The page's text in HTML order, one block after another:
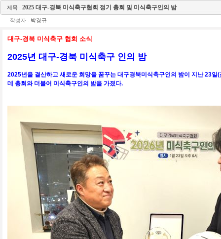
제목 : 2025 대구-경북 미식축구협회 정기 총회 및 미식축구인의 밤
작성자 : 박경규
대구-경북 미식축구 협회 소식
2025년 대구-경북 미식축구 인의 밤
2025년을 결산하고 새로운 희망을 꿈꾸는 대구경북미식축구인의 밤이 지난 23
데 총회와 더불어 미식축구인의 밤을 가졌다.